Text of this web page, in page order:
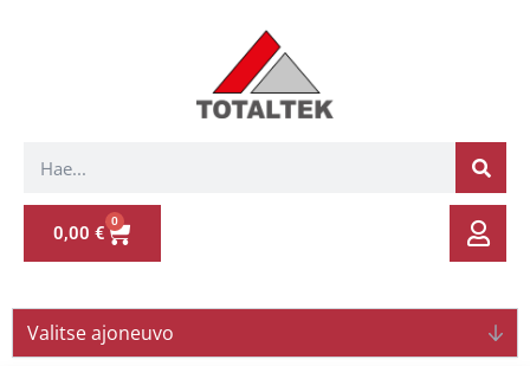
0,00 €
0
Valitse ajoneuvo